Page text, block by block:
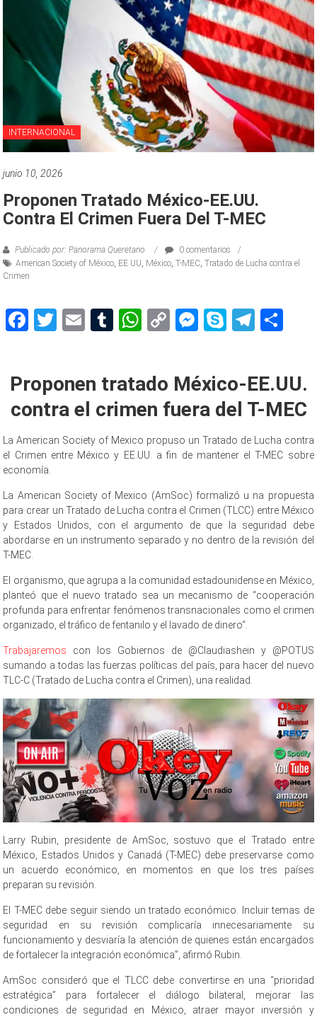
INTERNACIONAL
junio 10, 2026
Proponen Tratado México-EE.UU.
Contra El Crimen Fuera Del T-MEC
Publicado por: Panorama Queretano
0 comentarios
American Society of México EE UU México ,T-MEC ,Tratado de Lucha contra el
Crimen
Facebook
Twitter
EmailTumblr
WhatsApp
CopyMessenger
Skype
Proponen tratado México-EE.UU.
contra el crimen fuera del T-MEC
La American Society of Mexico propuso un Tratado de Lucha contra
el Crimen entre México y EE.UU. a fin de mantener el T-MEC sobre
economía.
La American Society of Mexico (AmSoc) formalizó u na propuesta
para crear un Tratado de Lucha contra el Crimen (TLCC) entre México
y Estados Unidos, con el argumento de que la seguridad debe
abordarse en un instrumento separado y no dentro de la revisión del
T-MEC.
El organismo, que agrupa a la comunidad estadounidense en México,
planteó que el nuevo tratado sea un mecanismo de “cooperación
profunda para enfrentar fenómenos transnacionales como el crimen
organizado, el tráfico de fentanilo y el lavado de dinero“.
Trabajaremos con los Gobiernos de @Claudiashein y @POTUS
sumando a todas las fuerzas políticas del país, para hacer del nuevo
TLC-C (Tratado de Lucha contra el Crimen), una realidad.
Larry Rubin, presidente de AmSoc, sostuvo que el Tratado entre
México, Estados Unidos y Canadá (T-MEC) debe preservarse como
un acuerdo económico, en momentos en que los tres países
preparan su revisión.
El T-MEC debe seguir siendo un tratado económico. Incluir temas de
seguridad en su revisión complicaría innecesariamente su
funcionamiento y desviaría la atención de quienes están encargados
de fortalecer la integración económica”, afirmó Rubin.
AmSoc consideró que el TLCC debe convertirse en una “prioridad
estratégica” para fortalecer el diálogo bilateral, mejorar las
condiciones de seguridad en México, atraer mayor inversión y